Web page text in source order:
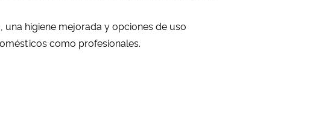
higiene mejorada y opciones de uso
como profesionales.